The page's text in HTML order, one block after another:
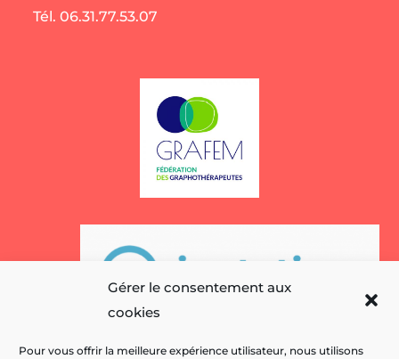
Gérer le consentement aux
cookies
Pour vous offrir la meilleure expérience utilisateur, nous utilisons
Tél. 06.31.77.53.07